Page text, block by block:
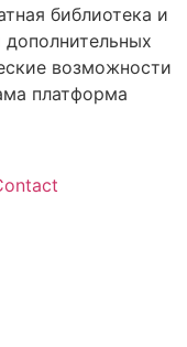
библиотека и
возможности
платформа